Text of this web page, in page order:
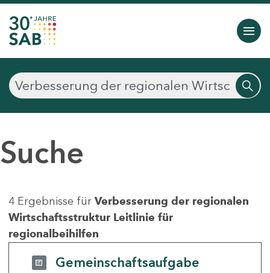
Suche
4 Ergebnisse für Verbesserung der regionalen
Wirtschaftsstruktur Leitlinie für
regionalbeihilfen
Gemeinschaftsaufgabe